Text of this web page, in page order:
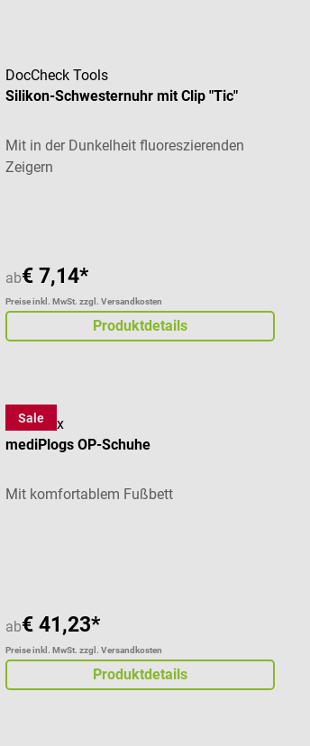
DocCheck Tools
Silikon-Schwesternuhr mit Clip "Tic"
Mit in der Dunkelheit fluoreszierenden
Zeigern
ab€ 7,14*
Preise inkl. MwSt. zzgl. Versandkosten
Produktdetails
Sale
medimex
mediPlogs OP-Schuhe
Mit komfortablem Fußbett
ab€ 41,23*
Preise inkl. MwSt. zzgl. Versandkosten
Produktdetails